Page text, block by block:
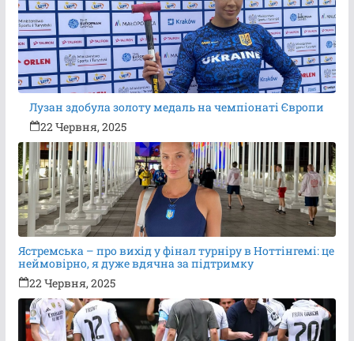
Лузан здобула золоту медаль на чемпіонаті Європи
22 Червня, 2025
Ястремська – про вихід у фінал турніру в Ноттінгемі: це
неймовірно, я дуже вдячна за підтримку
22 Червня, 2025